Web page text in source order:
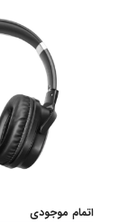
اتمام موجودی